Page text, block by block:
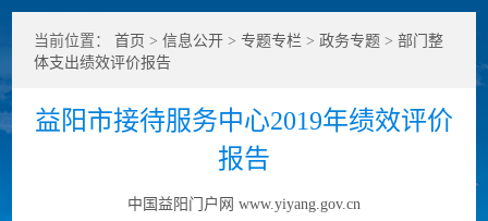
信息公开 政务服务
互动交流 政府数据
当前位置：首页 >信息公开 >专题专栏 >政务专题 >部门整
体支出绩效评价报告
益阳市接待服务中心2019年绩效评价
报告
中国益阳门户网 www.yiyang.gov.cn